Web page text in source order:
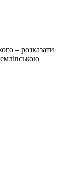
– розказати